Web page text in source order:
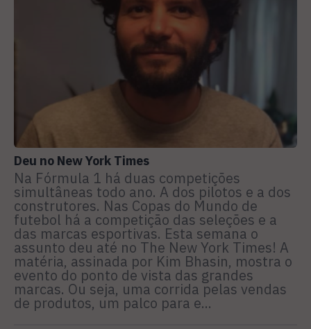
Deu no New York Times
Na Fórmula 1 há duas competições
simultâneas todo ano. A dos pilotos e a dos
construtores. Nas Copas do Mundo de
futebol há a competição das seleções e a
das marcas esportivas. Esta semana o
assunto deu até no The New York Times! A
matéria, assinada por Kim Bhasin, mostra o
evento do ponto de vista das grandes
marcas. Ou seja, uma corrida pelas vendas
de produtos, um palco para e...